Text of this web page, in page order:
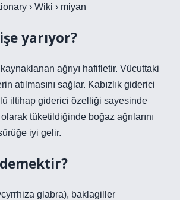
› Wiki › miyan
yarıyor?
ağrıyı hafifletir. Vücuttaki
atılmasını sağlar. Kabızlık giderici
iltihap giderici özelliği sayesinde
tüketildiğinde boğaz ağrılarını
iyi gelir.
glabra), baklagiller